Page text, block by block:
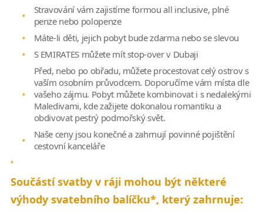
Stravování vám zajistíme formou all inclusive, plné
penze nebo polopenze
Máte-li děti, jejich pobyt bude zdarma nebo se slevou
S EMIRATES můžete mít stop-over v Dubaji
Před, nebo po obřadu, můžete procestovat celý ostrov s
vaším osobním průvodcem. Doporučíme vám místa dle
vašeho zájmu. Pobyt můžete kombinovat i s nedalekými
Maledivami, kde zažijete dokonalou romantiku a
obdivovat pestrý podmořský svět.
Naše ceny jsou konečné a zahrnují povinné pojištění
cestovní kanceláře
Součástí svatby v ráji mohou být některé
výhody svatebního balíčku*, který zahrnuje: